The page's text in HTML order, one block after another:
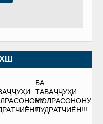
БА
ТАВАҶҶУҲИ
МОЛРАСОНОНУ
ПУДРАТЧИЁН!!!